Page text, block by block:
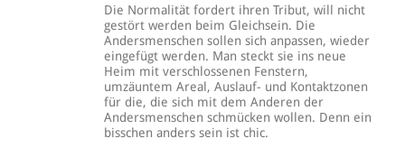
Die Normalität fordert ihren Tribut, will nicht
gestört werden beim Gleichsein. Die
Andersmenschen sollen sich anpassen, wieder
eingefügt werden. Man steckt sie ins neue
Heim mit verschlossenen Fenstern,
umzäuntem Areal, Auslauf- und Kontaktzonen
für die, die sich mit dem Anderen der
Andersmenschen schmücken wollen. Denn ein
bisschen anders sein ist chic.